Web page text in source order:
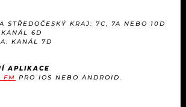
STŘEDOČESKÝ KRAJ: 7C, 7A NEBO 10D
6D
KANÁL 7D
APLIKACE
FM PRO IOS NEBO ANDROID.